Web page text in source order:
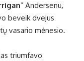
“ Andersenu,
beveik dvejus
vasario mėnesio.
triumfavo